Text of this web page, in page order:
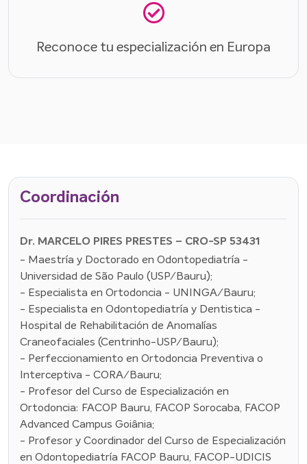
Reconoce tu especialización en Europa
Coordinación
Dr. MARCELO PIRES PRESTES – CRO-SP 53431
- Maestría y Doctorado en Odontopediatría -
Universidad de São Paulo (USP/Bauru);
- Especialista en Ortodoncia - UNINGA/Bauru;
- Especialista en Odontopediatría y Dentistica -
Hospital de Rehabilitación de Anomalías
Craneofaciales (Centrinho-USP/Bauru);
- Perfeccionamiento en Ortodoncia Preventiva o
Interceptiva - CORA/Bauru;
- Profesor del Curso de Especialización en
Ortodoncia: FACOP Bauru, FACOP Sorocaba, FACOP
Advanced Campus Goiânia;
- Profesor y Coordinador del Curso de Especialización
en Odontopediatría FACOP Bauru, FACOP-UDICIS